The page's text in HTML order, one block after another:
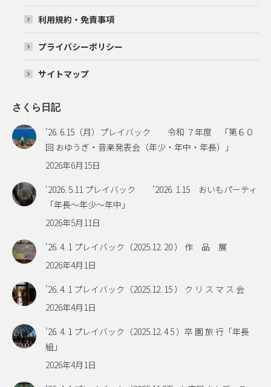
利用規約・免責事項
プライバシーポリシー
サイトマップ
さくら日記
’26. 6.15（月）プレイバック 令和 ７年度 「第６０
回 おゆうぎ・音楽発表会（年少・年中・年長）」
2026年6月15日
‘2026. 5.11 プレイバック ’2026. 1.15 おいもパーティ
「年長～年少～年中」
2026年5月11日
’26. 4. 1 プレイバック（2025.12. 20 ） 作 品 展
2026年4月1日
’26. 4. 1 プレイバック（2025.12. 15 ） ク リ ス マ ス 会
2026年4月1日
’26. 4. 1 プレイバック（2025.12. 4 5 ）卒 園 旅 行「年長
組」
2026年4月1日